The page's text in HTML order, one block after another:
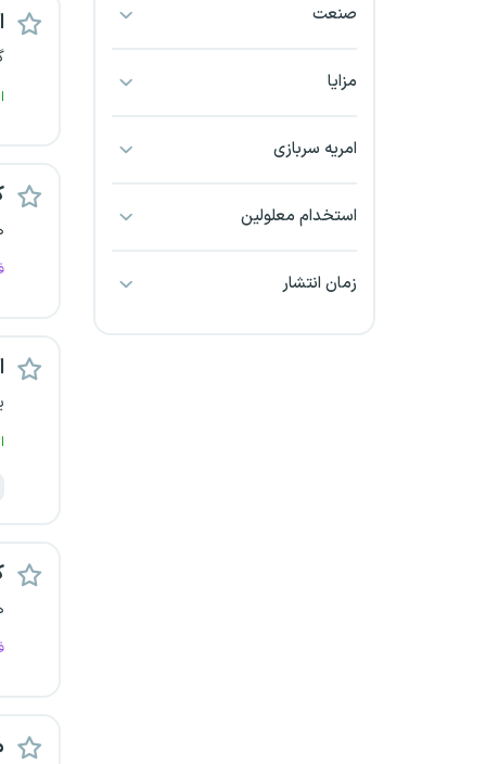
بجنورد
خراسان جنوبی
صنعت
مزایا
امریه سربازی
استخدام معلولین
زمان انتشار